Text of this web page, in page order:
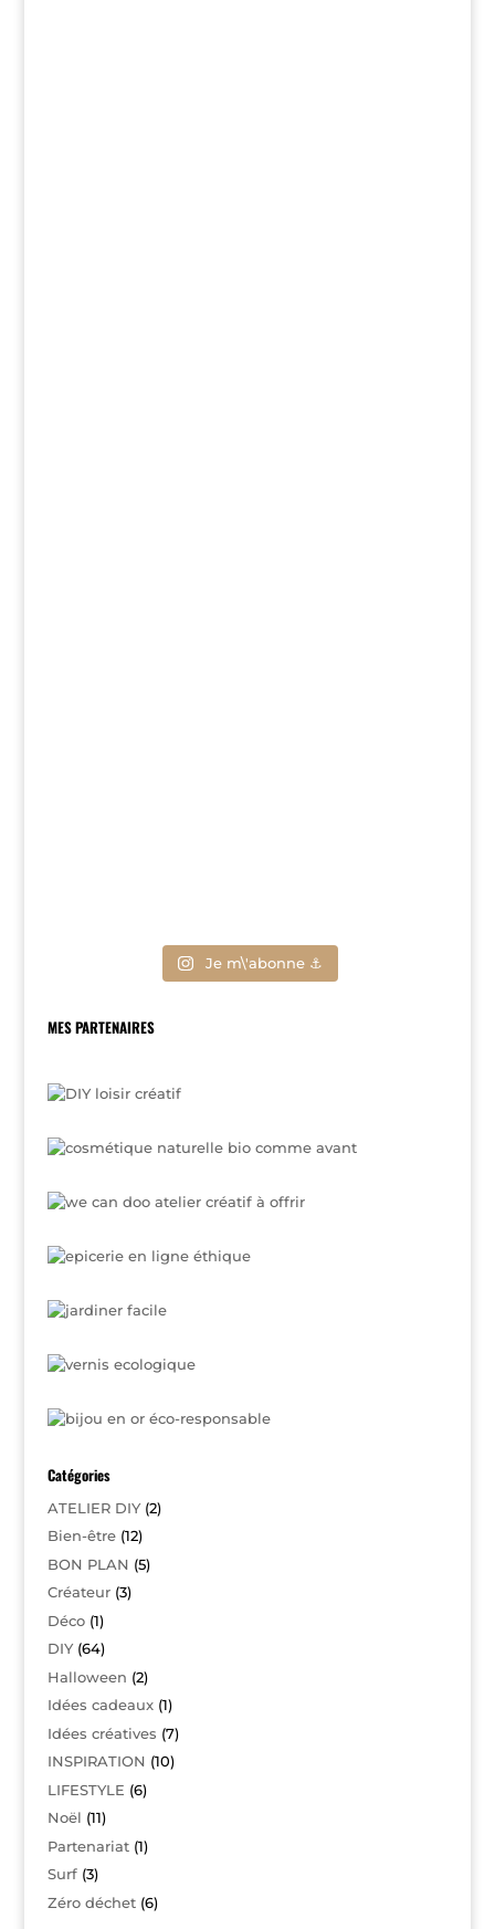
Je m\'abonne ⚓
MES PARTENAIRES
Catégories
ATELIER DIY(2)
Bien-être(12)
BON PLAN (5)
Créateur(3)
Déco(1)
DIY(64)
Halloween (2)
Idées cadeaux(1)
Idées créatives (7)
INSPIRATION (10)
LIFESTYLE (6)
Noël (11)
Partenariat(1)
Surf(3)
Zéro déchet(6)